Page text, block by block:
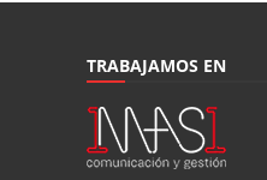
TRABAJAMOS EN